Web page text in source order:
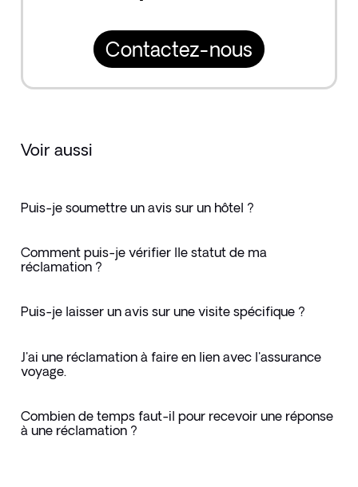
Contactez-nous
Voir aussi
Puis-je soumettre un avis sur un hôtel ?
Comment puis-je vérifier lle statut de ma
réclamation ?
Puis-je laisser un avis sur une visite spécifique ?
J'ai une réclamation à faire en lien avec l'assurance
voyage.
Combien de temps faut-il pour recevoir une réponse
à une réclamation ?